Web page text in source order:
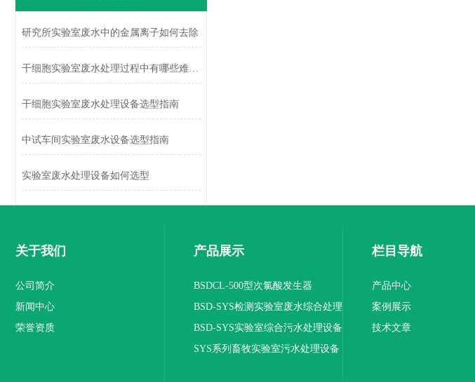
研究所实验室废水中的金属离子如何去除
干细胞实验室废水处理过程中有哪些难点？
干细胞实验室废水处理设备选型指南
中试车间实验室废水设备选型指南
实验室废水处理设备如何选型
关于我们
公司简介
新闻中心
荣誉资质
产品展示
BSDCL-500型次氯酸发生器
BSD-SYS检测实验室废水综合处理
设备
BSD-SYS实验室综合污水处理设备
SYS系列畜牧实验室污水处理设备
栏目导航
产品中心
案例展示
技术文章